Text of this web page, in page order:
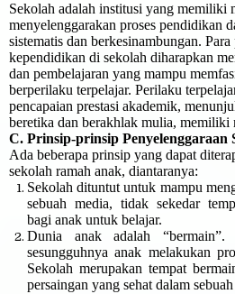
Sekolah adalah institusi yang memiliki
menyelenggarakan proses pendidikan
sistematis dan berkesinambungan.
kependidikan di sekolah diharapkan
dan pembelajaran yang mampu
berperilaku terpelajar. Perilaku
pencapaian prestasi akademik,
beretika dan berakhlak mulia,
C. Prinsip-prinsip Penyelenggaraan
Ada beberapa prinsip yang dapat
sekolah ramah anak, diantaranya:
Sekolah dituntut untuk mampu
sebuah media, tidak sekedar
bagi anak untuk belajar.
Dunia anak adalah
sesungguhnya anak melakukan
Sekolah merupakan tempat
persaingan yang sehat dalam